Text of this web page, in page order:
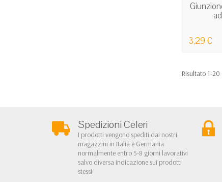
3,29 €
Risultato 1-
Spedizioni Celeri
I prodotti vengono spediti dai nostri
magazzini in Italia e Germania
normalmente entro 5-8 giorni lavorativi
salvo diversa indicazione sui prodotti
stessi